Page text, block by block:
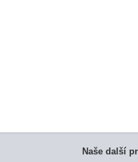
Naše další